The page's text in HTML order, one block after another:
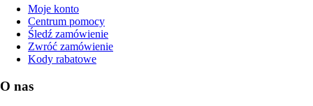
Moje konto
Centrum pomocy
Śledź zamówienie
Zwróć zamówienie
Kody rabatowe
O nas